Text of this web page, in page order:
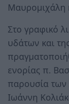
Μαυρομιχάλη
Στο γραφικό
υδάτων και
ενορίας π.
παρουσία
Ιωάννη